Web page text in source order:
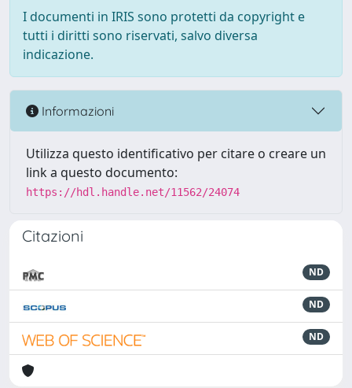
I documenti in IRIS sono protetti da copyright e
tutti i diritti sono riservati, salvo diversa
indicazione.
Informazioni
Utilizza questo identificativo per citare o creare un
link a questo documento:
https://hdl.handle.net/11562/24074
Citazioni
ND
ND
ND